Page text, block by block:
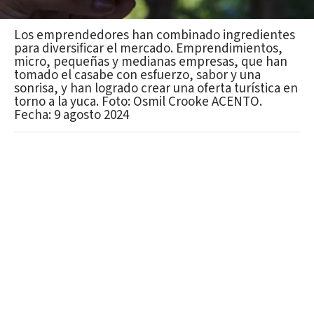
Los emprendedores han combinado ingredientes
para diversificar el mercado. Emprendimientos,
micro, pequeñas y medianas empresas, que han
tomado el casabe con esfuerzo, sabor y una
sonrisa, y han logrado crear una oferta turística en
torno a la yuca. Foto: Osmil Crooke ACENTO.
Fecha: 9 agosto 2024